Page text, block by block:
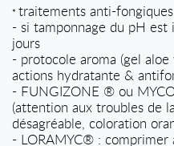
* traitements anti-
- si tamponnage du pH est
jours
- protocole aroma (gel
actions hydratante &
- FUNGIZONE ® ou
(attention aux troubles de
désagréable, coloration
- LORAMYC® : comprimer